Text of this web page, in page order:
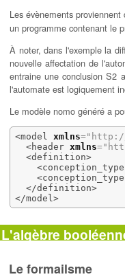
Les évènements
un programme contenant le
À noter, dans l'exemple la
nouvelle affectation de
entraine une conclusion S2
l'automate est logiquement
Le modèle nomo généré a
<model xmlns="http://
<header xmlns=
<definition>
<conception_type
<conception_type
</definition>
</model>
L'algèbre
Le formailsme